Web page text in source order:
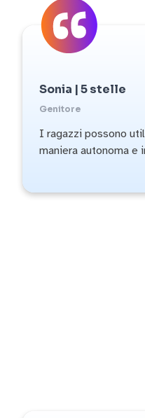
Sonia | 5 stelle
Genitore
I ragazzi possono
maniera autonoma e